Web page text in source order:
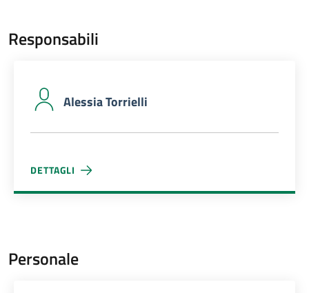
Responsabili
Alessia Torrielli
DETTAGLI
ALESSIA TORRIELLI
Personale